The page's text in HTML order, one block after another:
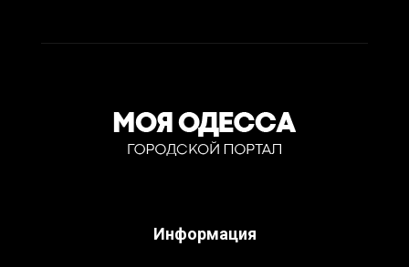
Информация